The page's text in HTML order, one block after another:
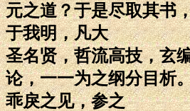
元之道？于是尽取其书
于我明，凡大
圣名贤，哲流高技，玄
论，一一为之纲分目析
乖戾之见，参之